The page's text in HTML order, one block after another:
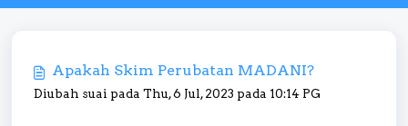
Apakah Skim Perubatan MADANI?
Diubah suai pada Thu, 6 Jul, 2023 pada 10:14 PG